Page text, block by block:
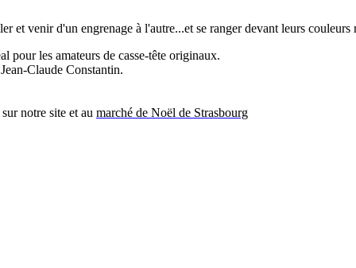
et venir d'un engrenage à l'autre...et se ranger devant leurs couleurs
pour les amateurs de casse-tête originaux.
Claude Constantin.
notre site et au marché de Noël de Strasbourg